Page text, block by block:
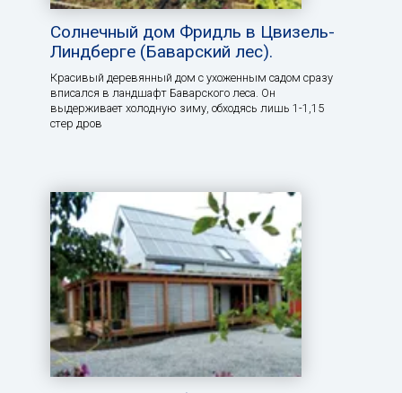
Солнечный дом Фридль в Цвизель-
Линдберге (Баварский лес).
Красивый деревянный дом с ухоженным садом сразу
вписался в ландшафт Баварского леса. Он
выдерживает холодную зиму, обходясь лишь 1-1,15
стер дров